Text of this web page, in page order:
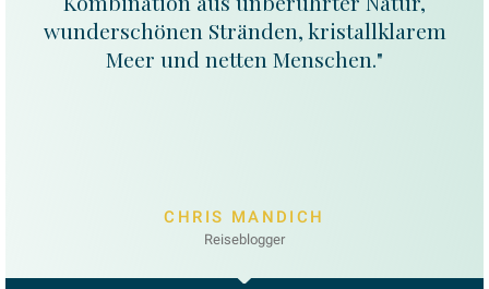
wunderschönen Stränden, kristallklarem
Meer und netten Menschen."
CHRIS MANDICH
Reiseblogger